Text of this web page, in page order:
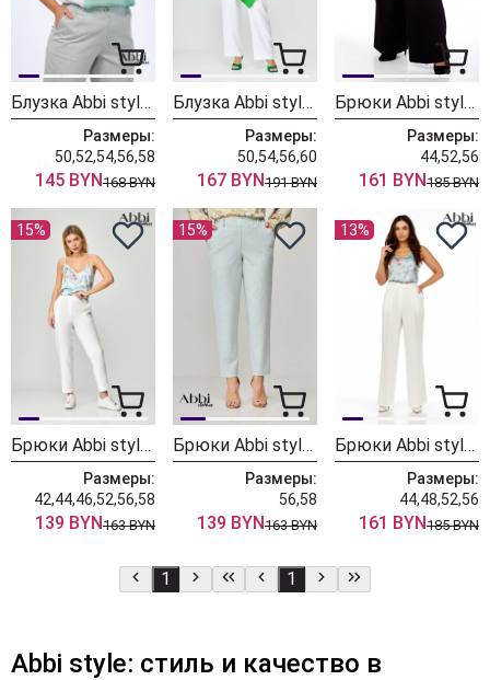
Блузка Abbi style 4003 голубой
Размеры:
50,52,54,56,58
145 BYN168 BYN
Блузка Abbi style 4008 салатовый
Размеры:
50,54,56,60
167 BYN191 BYN
Брюки Abbi style 2001 черный
Размеры:
44,52,56
161 BYN185 BYN
15%
Брюки Abbi style 2002 белый
Размеры:
42,44,46,52,56,58
139 BYN163 BYN
15%
Брюки Abbi style 2002 французский голубой
Размеры:
56,58
139 BYN163 BYN
13%
Брюки Abbi style 2001 белый
Размеры:
44,48,52,56
161 BYN185 BYN
1 1
Abbi style: стиль и качество в